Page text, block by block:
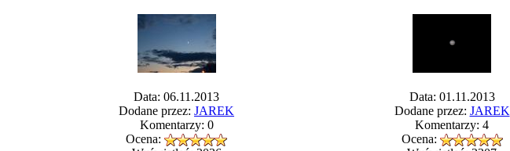
Data: 06.11.2013
Dodane przez: JAREK
Komentarzy: 0
Ocena:
Data: 01.11.2013
Dodane przez: JAREK
Komentarzy: 4
Ocena: